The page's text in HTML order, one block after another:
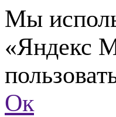
Мы
«Яндекс
Ок